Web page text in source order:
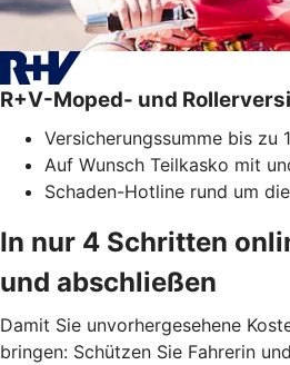
R+V-Moped- und
Versicherungssumme bis zu
Auf Wunsch Teilkasko mit
Schaden-Hotline rund um
In nur 4 Schritten
und abschließen
Damit Sie unvorhergesehene
bringen: Schützen Sie Fahrerin